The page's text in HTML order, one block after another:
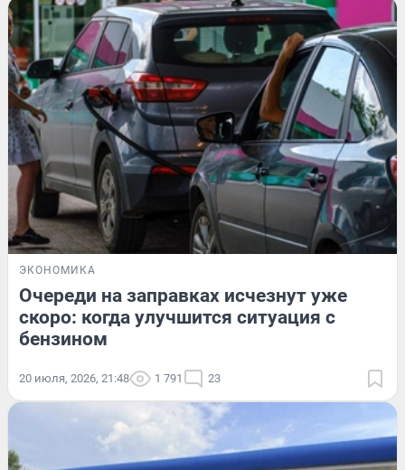
ЭКОНОМИКА
Очереди на заправках исчезнут уже
скоро: когда улучшится ситуация с
бензином
20 июля, 2026, 21:48 1 791 23